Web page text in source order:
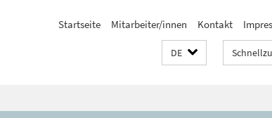
Startseite Mitarbeiter/innen Kontakt
DE